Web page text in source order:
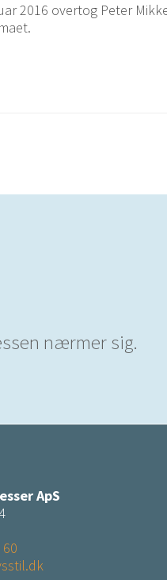
2016 overtog Peter
nærmer sig.
ApS